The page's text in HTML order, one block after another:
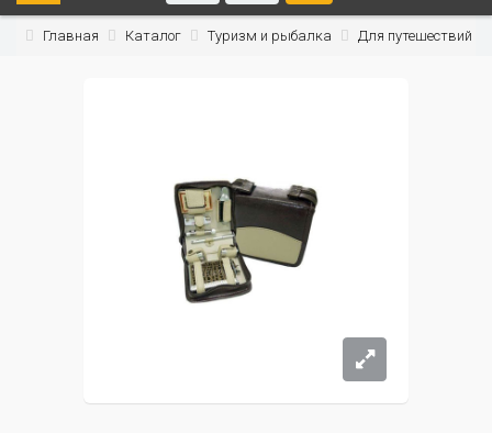
Главная Каталог Туризм и рыбалка Для путешествий